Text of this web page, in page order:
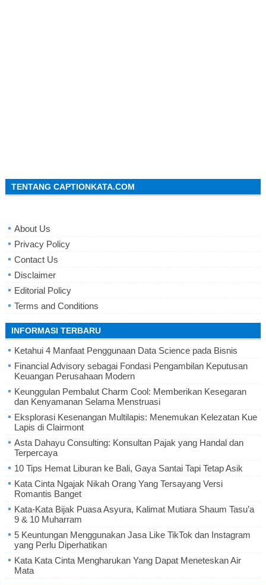
TENTANG CAPTIONKATA.COM
About Us
Privacy Policy
Contact Us
Disclaimer
Editorial Policy
Terms and Conditions
INFORMASI TERBARU
Ketahui 4 Manfaat Penggunaan Data Science pada Bisnis
Financial Advisory sebagai Fondasi Pengambilan Keputusan
Keuangan Perusahaan Modern
Keunggulan Pembalut Charm Cool: Memberikan Kesegaran
dan Kenyamanan Selama Menstruasi
Eksplorasi Kesenangan Multilapis: Menemukan Kelezatan Kue
Lapis di Clairmont
Asta Dahayu Consulting: Konsultan Pajak yang Handal dan
Terpercaya
10 Tips Hemat Liburan ke Bali, Gaya Santai Tapi Tetap Asik
Kata Cinta Ngajak Nikah Orang Yang Tersayang Versi
Romantis Banget
Kata-Kata Bijak Puasa Asyura, Kalimat Mutiara Shaum Tasu’a
9 & 10 Muharram
5 Keuntungan Menggunakan Jasa Like TikTok dan Instagram
yang Perlu Diperhatikan
Kata Kata Cinta Mengharukan Yang Dapat Meneteskan Air
Mata